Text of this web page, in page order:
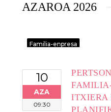
AZAROA 2026
Familia-enpresa
10
AZA
09:30
ITXIERA